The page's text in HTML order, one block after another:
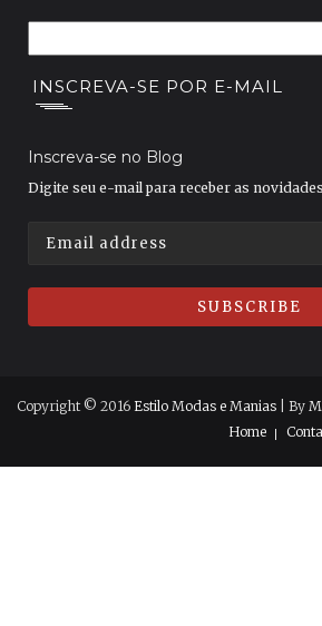
INSCREVA-SE POR E-MAIL
Inscreva-se no Blog
Digite seu e-mail para receber as
Copyright © 2016 Estilo Modas e Manias | By
Home